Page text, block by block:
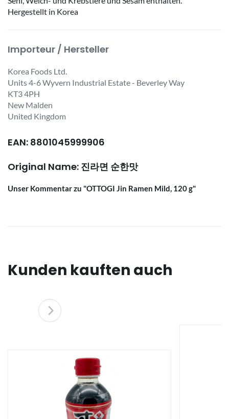
Hergestellt in Korea
Importeur / Hersteller
Korea Foods Ltd.
Units 4-6 Wyvern Industrial Estate - Beverley Way
KT3 4PH
New Malden
United Kingdom
EAN: 8801045999906
Original Name: 진라면 순한맛
Unser Kommentar zu "OTTOGI Jin Ramen Mild, 120 g"
Kunden kauften auch